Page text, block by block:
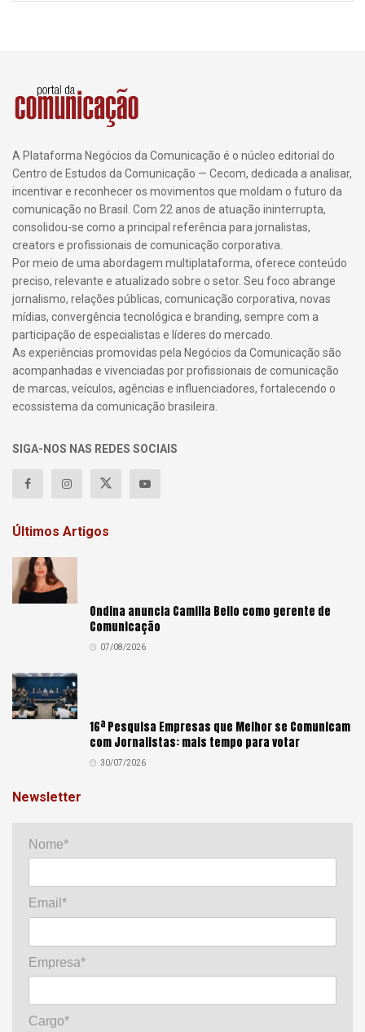
A Plataforma Negócios da Comunicação é o núcleo editorial do
Centro de Estudos da Comunicação — Cecom, dedicada a analisar,
incentivar e reconhecer os movimentos que moldam o futuro da
comunicação no Brasil. Com 22 anos de atuação ininterrupta,
consolidou-se como a principal referência para jornalistas,
creators e profissionais de comunicação corporativa.
Por meio de uma abordagem multiplataforma, oferece conteúdo
preciso, relevante e atualizado sobre o setor. Seu foco abrange
jornalismo, relações públicas, comunicação corporativa, novas
mídias, convergência tecnológica e branding, sempre com a
participação de especialistas e líderes do mercado.
As experiências promovidas pela Negócios da Comunicação são
acompanhadas e vivenciadas por profissionais de comunicação
de marcas, veículos, agências e influenciadores, fortalecendo o
ecossistema da comunicação brasileira.
SIGA-NOS NAS REDES SOCIAIS
Últimos Artigos
Ondina anuncia Camilla Bello como gerente de
Comunicação
07/08/2026
16ª Pesquisa Empresas que Melhor se Comunicam
com Jornalistas: mais tempo para votar
30/07/2026
Newsletter
Nome*
Email*
Empresa*
Cargo*